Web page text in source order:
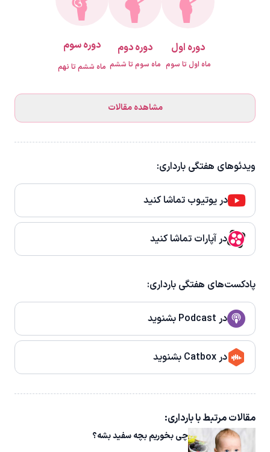
دوره اول
ماه اول تا سوم
دوره دوم
ماه سوم تا ششم
دوره سوم
ماه ششم تا نهم
مشاهده مقالات
ویدئوهای هفتگی بارداری:
در یوتیوب تماشا کنید
در آپارات تماشا کنید
پادکست‌های هفتگی بارداری:
در Podcast بشنوید
در Catbox بشنوید
مقالات مرتبط با بارداری:
چی بخوریم بچه سفید بشه؟